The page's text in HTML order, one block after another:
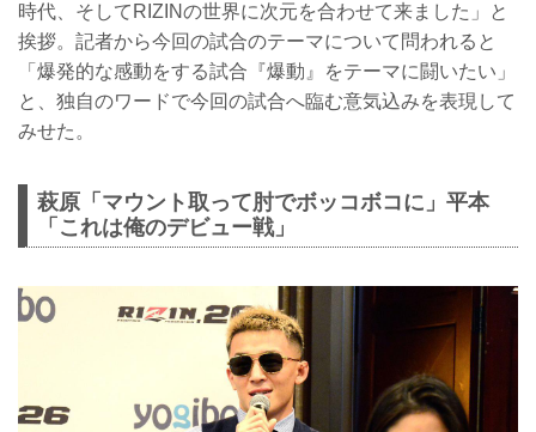
時代、そしてRIZINの世界に次元を合わせて来ました」と
挨拶。記者から今回の試合のテーマについて問われると
「爆発的な感動をする試合『爆動』をテーマに闘いたい」
と、独自のワードで今回の試合へ臨む意気込みを表現して
みせた。
萩原「マウント取って肘でボッコボコに」平本
「これは俺のデビュー戦」